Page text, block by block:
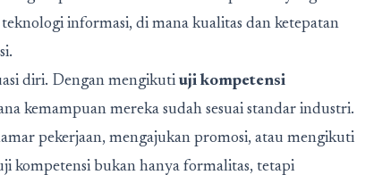
informasi, di mana kualitas dan ketepatan
diri. Dengan mengikuti uji kompetensi
kemampuan mereka sudah sesuai standar industri.
pekerjaan, mengajukan promosi, atau mengikuti
kompetensi bukan hanya formalitas, tetapi